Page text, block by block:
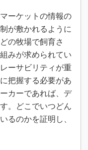
ーケットの情報の
が敷かれるように
の牧場で飼育さ
みが求められてい
ーサビリティが重
把握する必要があ
カーであれば、デ
。どこでいつどん
るのかを証明し、